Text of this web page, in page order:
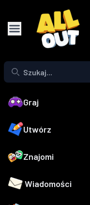
Graj
Utwórz
Znajomi
Wiadomości